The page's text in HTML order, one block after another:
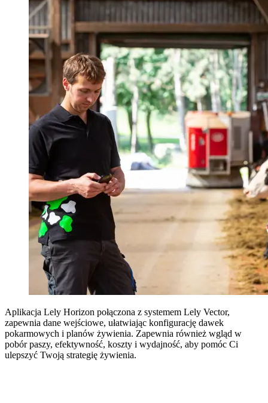
Aplikacja Lely Horizon połączona z systemem Lely Vector,
zapewnia dane wejściowe, ułatwiając konfigurację dawek
pokarmowych i planów żywienia. Zapewnia również wgląd w
pobór paszy, efektywność, koszty i wydajność, aby pomóc Ci
ulepszyć Twoją strategię żywienia.